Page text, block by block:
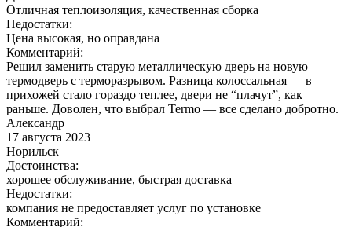
Отличная теплоизоляция, качественная сборка
Недостатки:
Цена высокая, но оправдана
Комментарий:
Решил заменить старую металлическую дверь на новую
термодверь с терморазрывом. Разница колоссальная — в
прихожей стало гораздо теплее, двери не “плачут”, как
раньше. Доволен, что выбрал Termo — все сделано добротно.
Александр
17 августа 2023
Норильск
Достоинства:
хорошее обслуживание, быстрая доставка
Недостатки:
компания не предоставляет услуг по установке
Комментарий: